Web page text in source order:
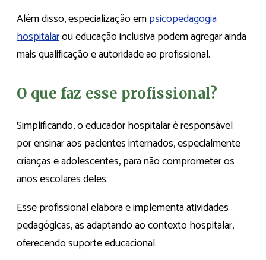
Além disso, especialização empsicopedagogia
hospitalarou educação inclusiva podem agregar ainda
mais qualificação e autoridade ao profissional.
O que faz esse profissional?
Simplificando, o educador hospitalar é responsável
por ensinar aos pacientes internados, especialmente
crianças e adolescentes, para não comprometer os
anos escolares deles.
Esse profissional elabora e implementa atividades
pedagógicas, as adaptando ao contexto hospitalar,
oferecendo suporte educacional.